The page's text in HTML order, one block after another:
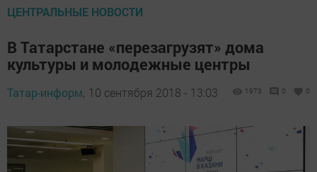
ЦЕНТРАЛЬНЫЕ НОВОСТИ
В Татарстане «перезагрузят» дома
культуры и молодежные центры
Татар-информ, 10 сентября 2018 - 13:03 1973 0 0